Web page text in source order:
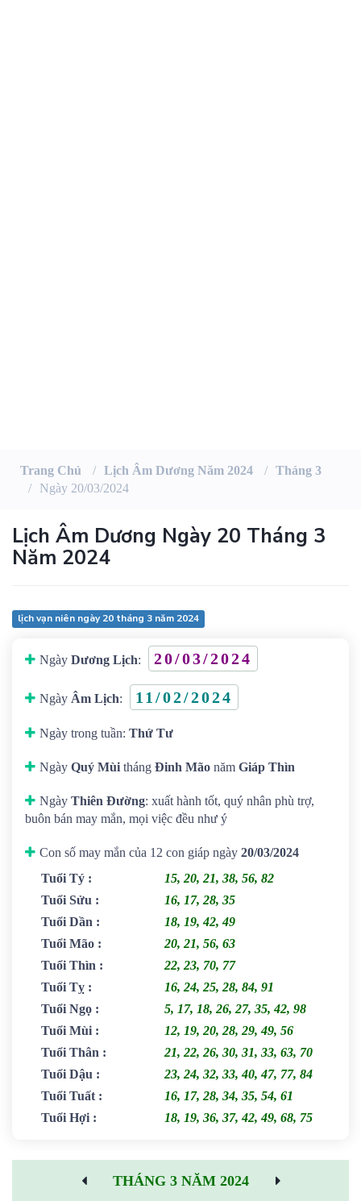
Trang Chủ Lịch Âm Dương Năm 2024
Tháng 3
Ngày 20/03/2024
Lịch Âm Dương Ngày 20 Tháng 3
Năm 2024
lịch vạn niên ngày 20 tháng 3 năm 2024
Ngày Dương Lịch: 20/03/2024
Ngày Âm Lịch: 11/02/2024
Ngày trong tuần: Thứ Tư
Ngày Quý Mùi tháng Đinh Mão năm Giáp Thìn
Ngày Thiên Đường: xuất hành tốt, quý nhân phù trợ,
buôn bán may mắn, mọi việc đều như ý
Con số may mắn của 12 con giáp ngày 20/03/2024
Tuổi Tý :
15, 20, 21, 38, 56, 82
Tuổi Sửu :
16, 17, 28, 35
Tuổi Dần :
18, 19, 42, 49
Tuổi Mão :
20, 21, 56, 63
Tuổi Thìn :
22, 23, 70, 77
Tuổi Tỵ :
16, 24, 25, 28, 84, 91
Tuổi Ngọ :
5, 17, 18, 26, 27, 35, 42, 98
Tuổi Mùi :
12, 19, 20, 28, 29, 49, 56
Tuổi Thân :
21, 22, 26, 30, 31, 33, 63, 70
Tuổi Dậu :
23, 24, 32, 33, 40, 47, 77, 84
Tuổi Tuất :
16, 17, 28, 34, 35, 54, 61
Tuổi Hợi : 18, 19, 36, 37, 42, 49, 68, 75
THÁNG 3 NĂM 2024